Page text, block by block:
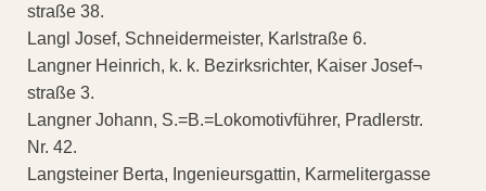
straße 38.
Langl Josef, Schneidermeister, Karlstraße 6.
Langner Heinrich, k. k. Bezirksrichter, Kaiser Josef¬
straße 3.
Langner Johann, S.=B.=Lokomotivführer, Pradlerstr.
Nr. 42.
Langsteiner Berta, Ingenieursgattin, Karmelitergasse